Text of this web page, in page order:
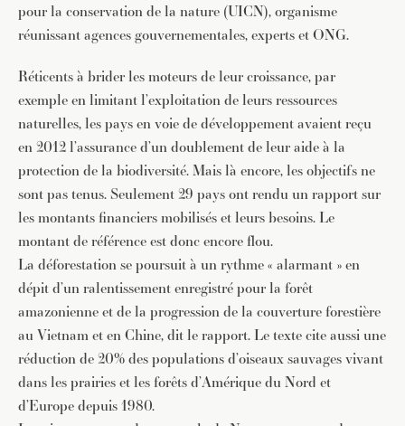
pour la conservation de la nature (UICN), organisme
réunissant agences gouvernementales, experts et ONG.
Réticents à brider les moteurs de leur croissance, par
exemple en limitant l’exploitation de leurs ressources
naturelles, les pays en voie de développement avaient reçu
en 2012 l’assurance d’un doublement de leur aide à la
protection de la biodiversité. Mais là encore, les objectifs ne
sont pas tenus. Seulement 29 pays ont rendu un rapport sur
les montants financiers mobilisés et leurs besoins. Le
montant de référence est donc encore flou.
La déforestation se poursuit à un rythme « alarmant » en
dépit d’un ralentissement enregistré pour la forêt
amazonienne et de la progression de la couverture forestière
au Vietnam et en Chine, dit le rapport. Le texte cite aussi une
réduction de 20% des populations d’oiseaux sauvages vivant
dans les prairies et les forêts d’Amérique du Nord et
d’Europe depuis 1980.